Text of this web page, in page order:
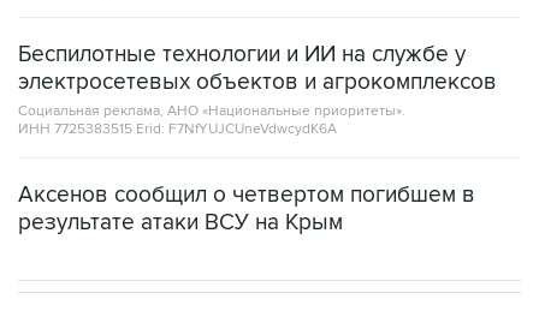
Беспилотные технологии и ИИ на службе у
электросетевых объектов и агрокомплексов
Социальная реклама, АНО «Национальные приоритеты».
ИНН 7725383515 Erid: F7NfYUJCUneVdwcydK6A
Аксенов сообщил о четвертом погибшем в
результате атаки ВСУ на Крым